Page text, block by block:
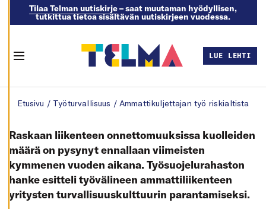
E
E
A
E
T
U
I
Tilaa Telman uutiskirje– saat muutaman hyödyllisen,
tutkittua tietoa sisältävän uutiskirjeen vuodessa.
LUE LEHTI
Etusivu / Työturvallisuus / Ammattikuljettajan työ riskialtista
Raskaan liikenteen onnettomuuksissa kuolleiden
määrä on pysynyt ennallaan viimeisten
kymmenen vuoden aikana. Työsuojelurahaston
hanke esitteli työvälineen ammattiliikenteen
yritysten turvallisuuskulttuurin parantamiseksi.